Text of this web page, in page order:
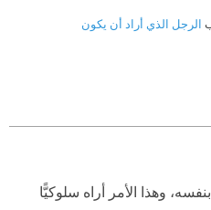
الرجل الذي أراد أن يكون
وهذا الأمر أراه سلوكيًّا